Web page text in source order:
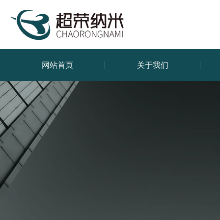
网站首页 关于我们